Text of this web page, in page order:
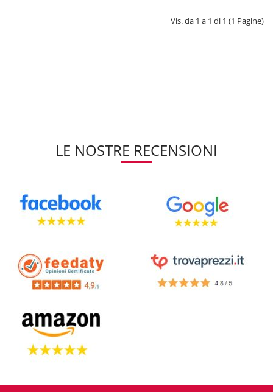
Vis. da 1 a 1 di 1 (1 Pagine)
LE NOSTRE RECENSIONI